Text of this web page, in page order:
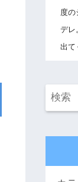
度
デレ
出て